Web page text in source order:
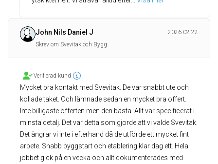
John Nils Daniel J
2026-02-22
Skrev om Svevitak och Bygg
Verifierad kund
Mycket bra kontakt med Svevitak. De var snabbt ute och
kollade taket. Och lämnade sedan en mycket bra offert.
Inte billigaste offerten men den bästa. Allt var specificerat i
minsta detalj. Det var detta som gjorde att vi valde Svevitak.
Det ångrar vi inte i efterhand då de utförde ett mycket fint
arbete. Snabb byggstart och etablering klar dag ett. Hela
jobbet gick på en vecka och allt dokumenterades med